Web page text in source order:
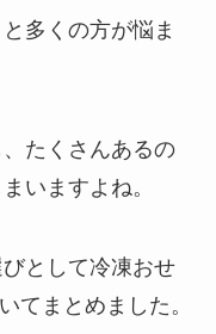
多くの方が悩ま
たくさんあるの
いますよね。
として冷凍おせ
てまとめました。